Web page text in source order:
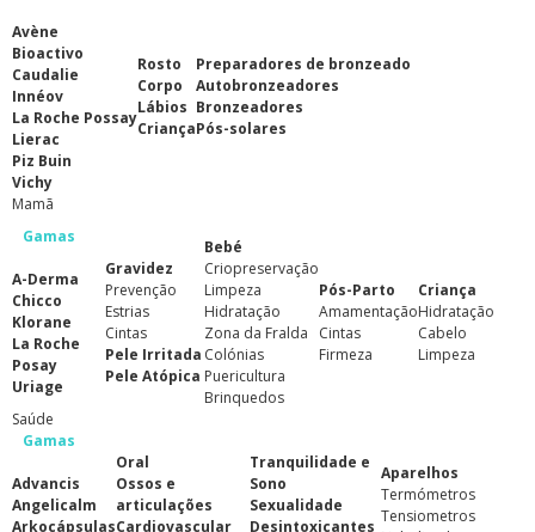
Avène
Bioactivo
Caudalie
Innéov
La Roche Possay
Lierac
Piz Buin
Vichy
Rosto
Corpo
Lábios
Criança
Preparadores de bronzeado
Autobronzeadores
Bronzeadores
Pós-solares
Mamã
Gamas
A-Derma
Chicco
Klorane
La Roche
Posay
Uriage
Gravidez
Prevenção
Estrias
Cintas
Pele Irritada
Pele Atópica
Bebé
Criopreservação
Limpeza
Hidratação
Zona da Fralda
Colónias
Puericultura
Brinquedos
Pós-Parto
Amamentação
Cintas
Firmeza
Criança
Hidratação
Cabelo
Limpeza
Saúde
Gamas
Advancis
Angelicalm
Arkocápsulas
Oral
Ossos e
articulações
Cardiovascular
Tranquilidade e
Sono
Sexualidade
Desintoxicantes
Aparelhos
Termómetros
Tensiometros